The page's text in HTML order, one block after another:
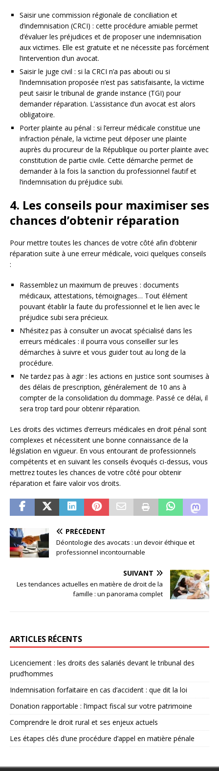
Saisir une commission régionale de conciliation et
d’indemnisation (CRCI) : cette procédure amiable permet
d’évaluer les préjudices et de proposer une indemnisation
aux victimes. Elle est gratuite et ne nécessite pas forcément
l’intervention d’un avocat.
Saisir le juge civil : si la CRCI n’a pas abouti ou si
l’indemnisation proposée n’est pas satisfaisante, la victime
peut saisir le tribunal de grande instance (TGI) pour
demander réparation. L’assistance d’un avocat est alors
obligatoire.
Porter plainte au pénal : si l’erreur médicale constitue une
infraction pénale, la victime peut déposer une plainte
auprès du procureur de la République ou porter plainte avec
constitution de partie civile. Cette démarche permet de
demander à la fois la sanction du professionnel fautif et
l’indemnisation du préjudice subi.
4. Les conseils pour maximiser ses
chances d’obtenir réparation
Pour mettre toutes les chances de votre côté afin d’obtenir
réparation suite à une erreur médicale, voici quelques conseils
:
Rassemblez un maximum de preuves : documents
médicaux, attestations, témoignages… Tout élément
pouvant établir la faute du professionnel et le lien avec le
préjudice subi sera précieux.
N’hésitez pas à consulter un avocat spécialisé dans les
erreurs médicales : il pourra vous conseiller sur les
démarches à suivre et vous guider tout au long de la
procédure.
Ne tardez pas à agir : les actions en justice sont soumises à
des délais de prescription, généralement de 10 ans à
compter de la consolidation du dommage. Passé ce délai, il
sera trop tard pour obtenir réparation.
Les droits des victimes d’erreurs médicales en droit pénal sont
complexes et nécessitent une bonne connaissance de la
législation en vigueur. En vous entourant de professionnels
compétents et en suivant les conseils évoqués ci-dessus, vous
mettrez toutes les chances de votre côté pour obtenir
réparation et faire valoir vos droits.
PRÉCÉDENT
Déontologie des avocats : un devoir éthique et
professionnel incontournable
SUIVANT
Les tendances actuelles en matière de droit de la
famille : un panorama complet
ARTICLES RÉCENTS
Licenciement : les droits des salariés devant le tribunal des
prud’hommes
Indemnisation forfaitaire en cas d’accident : que dit la loi
Donation rapportable : l’impact fiscal sur votre patrimoine
Comprendre le droit rural et ses enjeux actuels
Les étapes clés d’une procédure d’appel en matière pénale